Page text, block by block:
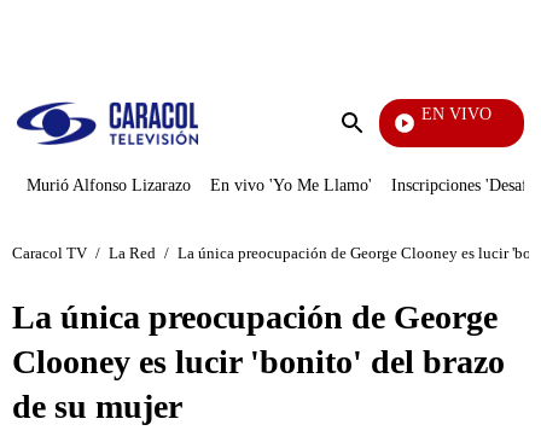
Enviar
EN VIVO
Televentas
Murió Alfonso Lizarazo En vivo 'Yo Me Llamo' Inscripciones
Caracol TV / La Red / La única preocupación de George Clooney es lucir
La única preocupación de George
Clooney es lucir 'bonito' del brazo
de su mujer